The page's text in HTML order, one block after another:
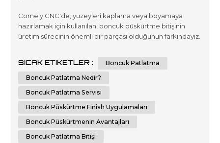
Comely CNC'de, yüzeyleri kaplama veya boyamaya
hazırlamak için kullanılan, boncuk püskürtme bitişinin
üretim sürecinin önemli bir parçası olduğunun farkındayız.
patlatma konusunda size kapsamlı bir kılavuz sunmayı
amaçlıyoruz. Boncuk patlatma nedir? Boncuk patlatma,
SICAK ETIKETLER :
Boncuk Patlatma
Boncuk Patlatma Nedir?
Boncuk Patlatma Servisi
Boncuk Püskürtme Finish Uygulamaları
Boncuk Püskürtmenin Avantajları
Boncuk Patlatma Bitişi